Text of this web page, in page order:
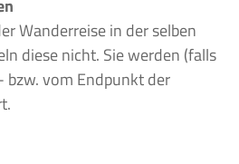
Wanderreise in der selben
diese nicht. Sie werden (falls
vom Endpunkt der